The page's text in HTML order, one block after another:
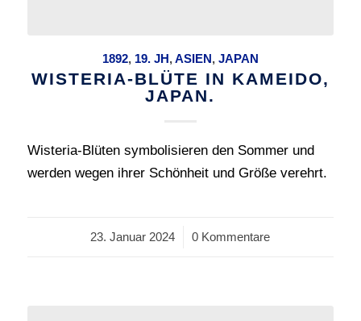
1892, 19. JH,ASIEN, JAPAN
WISTERIA-BLÜTE IN KAMEIDO,
JAPAN.
Wisteria-Blüten symbolisieren den Sommer und
werden wegen ihrer Schönheit und Größe verehrt.
23. Januar 2024
/ 0 Kommentare